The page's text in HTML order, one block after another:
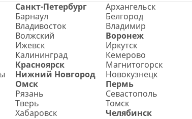
Гибкая ценовая
политика
от объемов и периодичности
наши партнеры получают
ценовую политику и условия
Санкт-Петербург
Архангельск
Барнаул
Белгород
Владивосток
Владимир
Волжский
Воронеж
Ижевск
Иркутск
Калининград
Кемерово
Красноярск
Магнитогорск
Нижний Новгород
Новокузнецк
Омск
Пермь
Рязань
Севастополь
Тверь
Томск
Хабаровск Челябинск